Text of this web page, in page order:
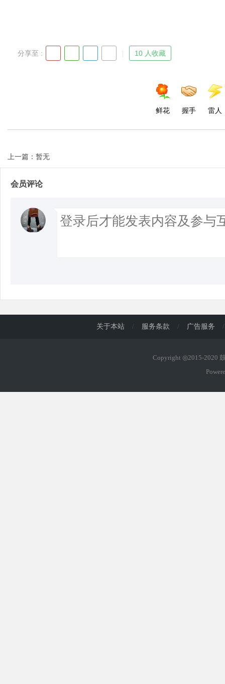
分享至 : 10 人收藏
鲜花 握手 雷人
上一篇：暂无
会员评论
关于本站 / 服务条款 / 广告服务 /
Copyright ◎2015-2020